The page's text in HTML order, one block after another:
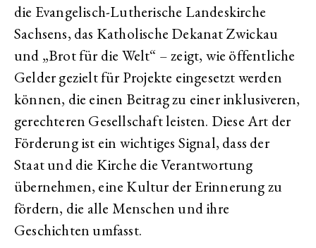
die Evangelisch-Lutherische Landeskirche
Sachsens, das Katholische Dekanat Zwickau
und „Brot für die Welt“ – zeigt, wie öffentliche
Gelder gezielt für Projekte eingesetzt werden
können, die einen Beitrag zu einer inklusiveren,
gerechteren Gesellschaft leisten. Diese Art der
Förderung ist ein wichtiges Signal, dass der
Staat und die Kirche die Verantwortung
übernehmen, eine Kultur der Erinnerung zu
fördern, die alle Menschen und ihre
Geschichten umfasst.